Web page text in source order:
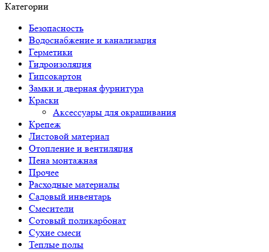
Категории
Безопасность
Водоснабжение и канализация
Герметики
Гидроизоляция
Гипсокартон
Замки и дверная фурнитура
Краски
Аксессуары для окрашивания
Крепеж
Листовой материал
Отопление и вентиляция
Пена монтажная
Прочее
Расходные материалы
Садовый инвентарь
Смесители
Сотовый поликарбонат
Сухие смеси
Теплые полы